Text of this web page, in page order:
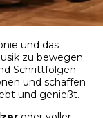
und das
zu bewegen.
Schrittfolgen –
und schaffen
und genießt.